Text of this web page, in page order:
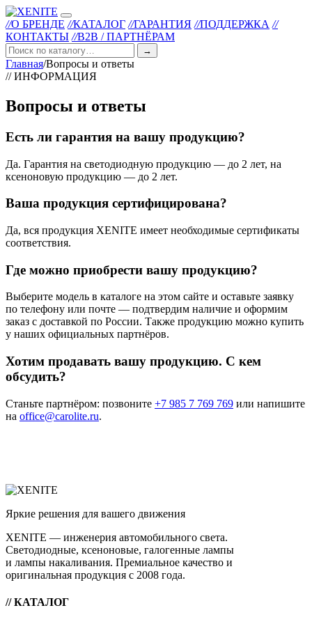
//О БРЕНДЕ //КАТАЛОГ //ГАРАНТИЯ //ПОДДЕРЖКА //
КОНТАКТЫ //B2B / ПАРТНЁРАМ
→
Главная/Вопросы и ответы
// ИНФОРМАЦИЯ
Вопросы и ответы
Есть ли гарантия на вашу продукцию?
Да. Гарантия на светодиодную продукцию — до 2 лет, на
ксеноновую продукцию — до 2 лет.
Ваша продукция сертифицирована?
Да, вся продукция XENITE имеет необходимые сертификаты
соответствия.
Где можно приобрести вашу продукцию?
Выберите модель в каталоге на этом сайте и оставьте заявку
по телефону или почте — подтвердим наличие и оформим
заказ с доставкой по России. Также продукцию можно купить
у наших официальных партнёров.
Хотим продавать вашу продукцию. С кем
обсудить?
Станьте партнёром: позвоните +7 985 7 769 769 или напишите
на office@carolite.ru.
Яркие решения для вашего движения
XENITE — инженерия автомобильного света.
Светодиодные, ксеноновые, галогенные лампы
и лампы накаливания. Премиальное качество и
оригинальная продукция с 2008 года.
// КАТАЛОГ